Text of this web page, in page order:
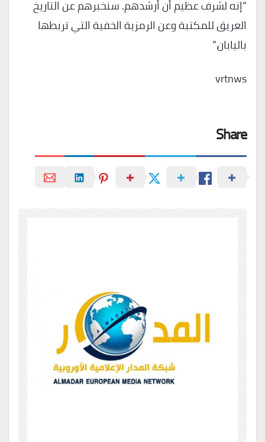
“إنه لشرف عظيم أن أرشدهم. سنخبرهم عن التاريخ
العريق للمكتبة وعن الرمزية الخفية التي تربطها
باليابان.”
vrtnws
Share